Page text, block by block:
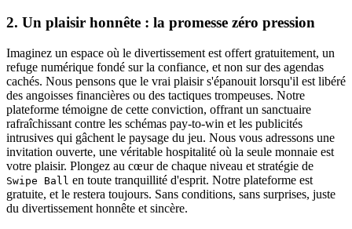
2. Un plaisir honnête : la promesse zéro pression
Imaginez un espace où le divertissement est offert gratuitement, un
refuge numérique fondé sur la confiance, et non sur des agendas
cachés. Nous pensons que le vrai plaisir s'épanouit lorsqu'il est libéré
des angoisses financières ou des tactiques trompeuses. Notre
plateforme témoigne de cette conviction, offrant un sanctuaire
rafraîchissant contre les schémas pay-to-win et les publicités
intrusives qui gâchent le paysage du jeu. Nous vous adressons une
invitation ouverte, une véritable hospitalité où la seule monnaie est
votre plaisir. Plongez au cœur de chaque niveau et stratégie de
Swipe Ball en toute tranquillité d'esprit. Notre plateforme est
gratuite, et le restera toujours. Sans conditions, sans surprises, juste
du divertissement honnête et sincère.